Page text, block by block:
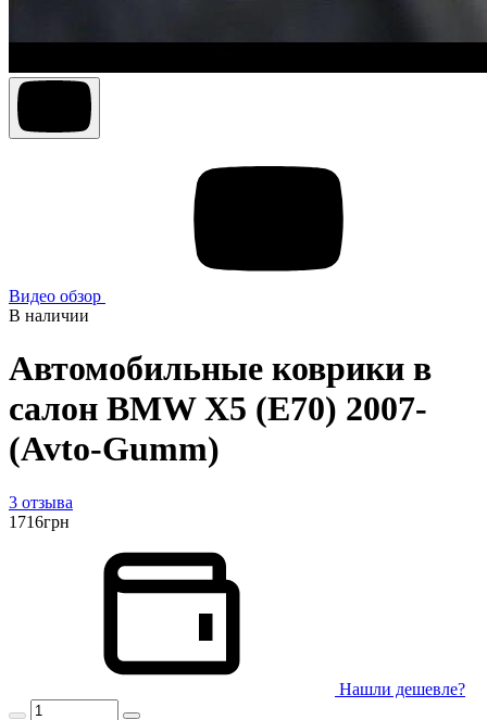
Видео обзор
В наличии
Автомобильные коврики в
салон BMW X5 (E70) 2007-
(Avto-Gumm)
3 отзыва
1716грн
Нашли дешевле?